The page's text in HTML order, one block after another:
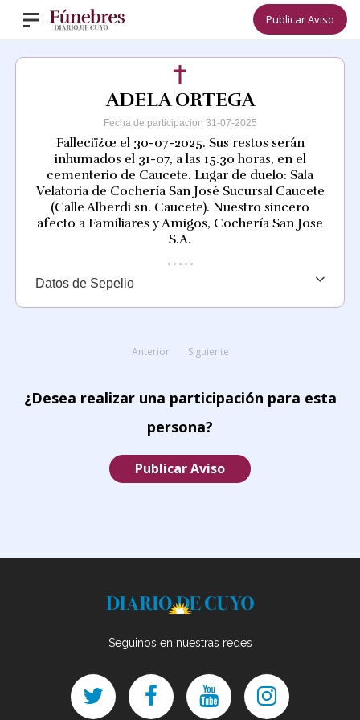
Publicar Aviso
ADELA ORTEGA
Fecha de participacion 31-07-2025
Falleciï¿œ el 30-07-2025. Sus restos serán
inhumados el 31-07, a las 15.30 horas, en el
cementerio de Caucete. Lugar de duelo: Sala
Velatoria de Cochería San José Sucursal Caucete
(Calle Alberdi sn. Caucete). Nuestro sincero
afecto a Familiares y Amigos, Cochería San Jose
S.A.
Datos de Sepelio
Anterior Siguiente
¿Desea realizar una participación para esta
persona?
Publicar Aviso
Seguinos en nuestras redes